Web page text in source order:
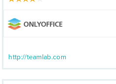
http://teamlab.com